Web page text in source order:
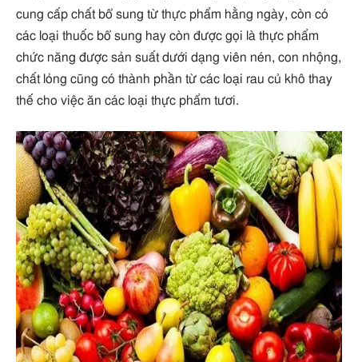
cung cấp chất bổ sung từ thực phẩm hằng ngày, còn có
các loại thuốc bổ sung hay còn được gọi là thực phẩm
chức năng được sản suất dưới dạng viên nén, con nhộng,
chất lỏng cũng có thành phần từ các loại rau củ khô thay
thế cho việc ăn các loại thực phẩm tươi.